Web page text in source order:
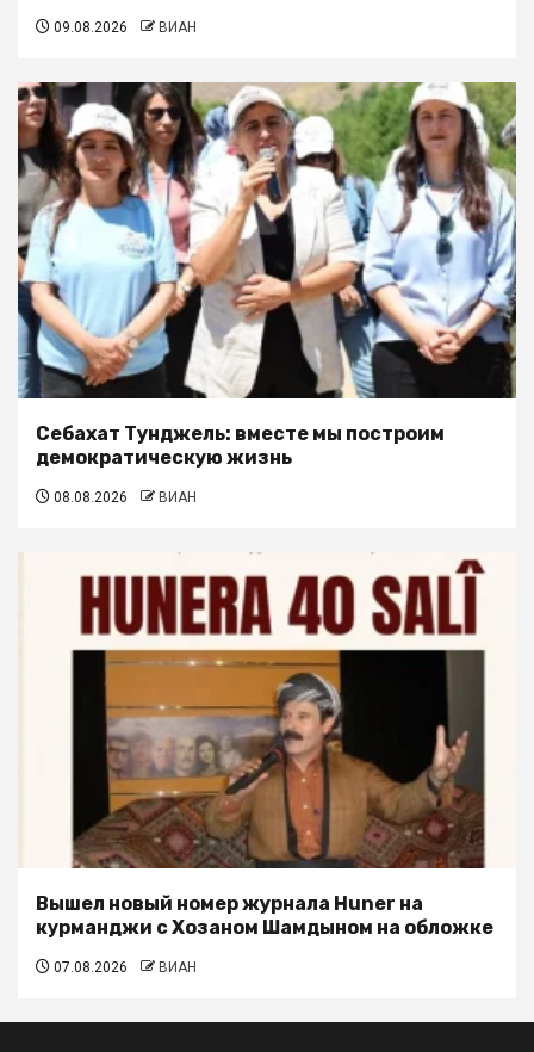
09.08.2026 ВИАН
Себахат Тунджель: вместе мы построим
демократическую жизнь
08.08.2026 ВИАН
Вышел новый номер журнала Huner на
курманджи с Хозаном Шамдыном на обложке
07.08.2026 ВИАН